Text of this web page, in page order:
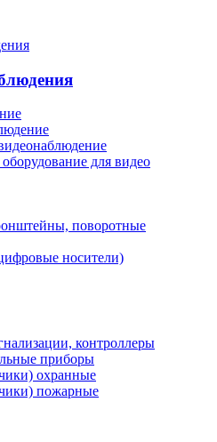
для видео
поворотные
носители)
контроллеры
приборы
охранные
пожарные